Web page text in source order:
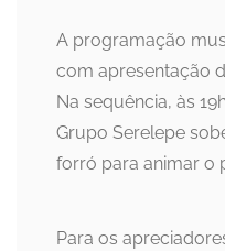
A programação
com apresentação
Na sequência, às
Grupo Serelepe
forró para animar o
Para os